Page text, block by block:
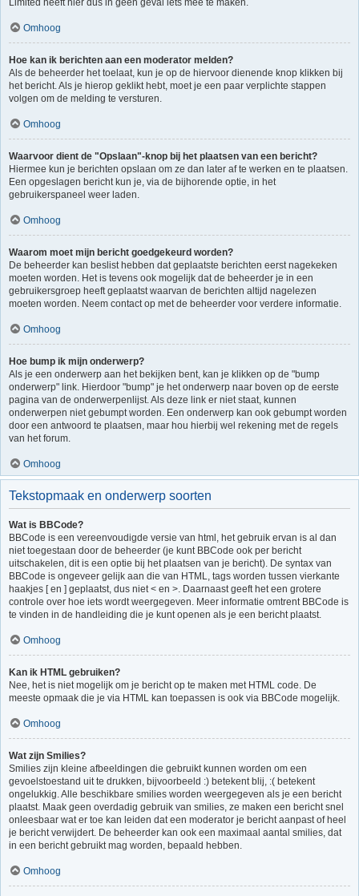
Limited heeft hier dus in geen geval iets mee te maken.
Omhoog
Hoe kan ik berichten aan een moderator melden?
Als de beheerder het toelaat, kun je op de hiervoor dienende knop klikken bij
het bericht. Als je hierop geklikt hebt, moet je een paar verplichte stappen
volgen om de melding te versturen.
Omhoog
Waarvoor dient de "Opslaan"-knop bij het plaatsen van een bericht?
Hiermee kun je berichten opslaan om ze dan later af te werken en te plaatsen.
Een opgeslagen bericht kun je, via de bijhorende optie, in het
gebruikerspaneel weer laden.
Omhoog
Waarom moet mijn bericht goedgekeurd worden?
De beheerder kan beslist hebben dat geplaatste berichten eerst nagekeken
moeten worden. Het is tevens ook mogelijk dat de beheerder je in een
gebruikersgroep heeft geplaatst waarvan de berichten altijd nagelezen
moeten worden. Neem contact op met de beheerder voor verdere informatie.
Omhoog
Hoe bump ik mijn onderwerp?
Als je een onderwerp aan het bekijken bent, kan je klikken op de "bump
onderwerp" link. Hierdoor "bump" je het onderwerp naar boven op de eerste
pagina van de onderwerpenlijst. Als deze link er niet staat, kunnen
onderwerpen niet gebumpt worden. Een onderwerp kan ook gebumpt worden
door een antwoord te plaatsen, maar hou hierbij wel rekening met de regels
van het forum.
Omhoog
Tekstopmaak en onderwerp soorten
Wat is BBCode?
BBCode is een vereenvoudigde versie van html, het gebruik ervan is al dan
niet toegestaan door de beheerder (je kunt BBCode ook per bericht
uitschakelen, dit is een optie bij het plaatsen van je bericht). De syntax van
BBCode is ongeveer gelijk aan die van HTML, tags worden tussen vierkante
haakjes [ en ] geplaatst, dus niet < en >. Daarnaast geeft het een grotere
controle over hoe iets wordt weergegeven. Meer informatie omtrent BBCode is
te vinden in de handleiding die je kunt openen als je een bericht plaatst.
Omhoog
Kan ik HTML gebruiken?
Nee, het is niet mogelijk om je bericht op te maken met HTML code. De
meeste opmaak die je via HTML kan toepassen is ook via BBCode mogelijk.
Omhoog
Wat zijn Smilies?
Smilies zijn kleine afbeeldingen die gebruikt kunnen worden om een
gevoelstoestand uit te drukken, bijvoorbeeld :) betekent blij, :( betekent
ongelukkig. Alle beschikbare smilies worden weergegeven als je een bericht
plaatst. Maak geen overdadig gebruik van smilies, ze maken een bericht snel
onleesbaar wat er toe kan leiden dat een moderator je bericht aanpast of heel
je bericht verwijdert. De beheerder kan ook een maximaal aantal smilies, dat
in een bericht gebruikt mag worden, bepaald hebben.
Omhoog